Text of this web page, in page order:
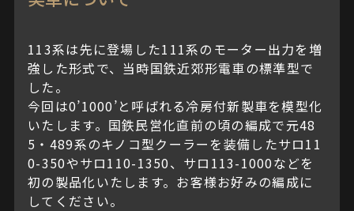
113系は先に登場した111系のモーター出力を増
強した形式で、当時国鉄近郊形電車の標準型で
した。
今回は0’1000’と呼ばれる冷房付新製車を模型化
いたします。国鉄民営化直前の頃の編成で元48
5・489系のキノコ型クーラーを装備したサロ11
0-350やサロ110-1350、サロ113-1000などを
初の製品化いたします。お客様お好みの編成に
してください。